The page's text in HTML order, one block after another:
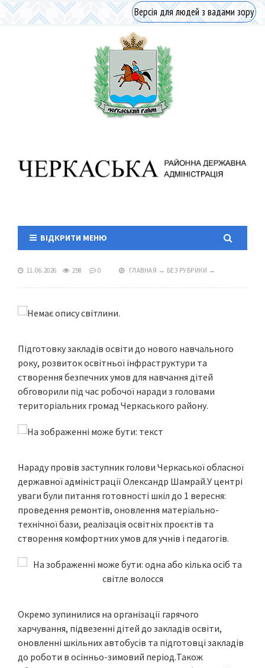
Версія для людей з вадами зору
ВІДКРИТИ МЕНЮ
11.06.2026 298 0 ГЛАВНАЯ → БЕЗ РУБРИКИ →
Підготовку закладів освіти до нового навчального
року, розвиток освітньої інфраструктури та
створення безпечних умов для навчання дітей
обговорили під час робочої наради з головами
територіальних громад Черкаського району.
Нараду провів заступник голови Черкаської обласної
державної адміністрації Олександр Шамрай.У центрі
уваги були питання готовності шкіл до 1 вересня:
проведення ремонтів, оновлення матеріально-
технічної бази, реалізація освітніх проєктів та
створення комфортних умов для учнів і педагогів.
Окремо зупинилися на організації гарячого
харчування, підвезенні дітей до закладів освіти,
оновленні шкільних автобусів та підготовці закладів
до роботи в осінньо-зимовий період.Також